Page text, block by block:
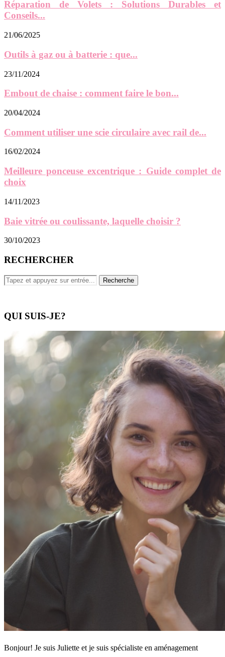
Réparation de Volets : Solutions Durables et
Conseils...
21/06/2025
Outils à gaz ou à batterie : que...
23/11/2024
Embout de chaise : comment faire le bon...
20/04/2024
Comment utiliser une scie circulaire avec rail de...
16/02/2024
Meilleure ponceuse excentrique : Guide complet de
choix
14/11/2023
Baie vitrée ou coulissante, laquelle choisir ?
30/10/2023
RECHERCHER
QUI SUIS-JE?
Bonjour! Je suis Juliette et je suis spécialiste en aménagement